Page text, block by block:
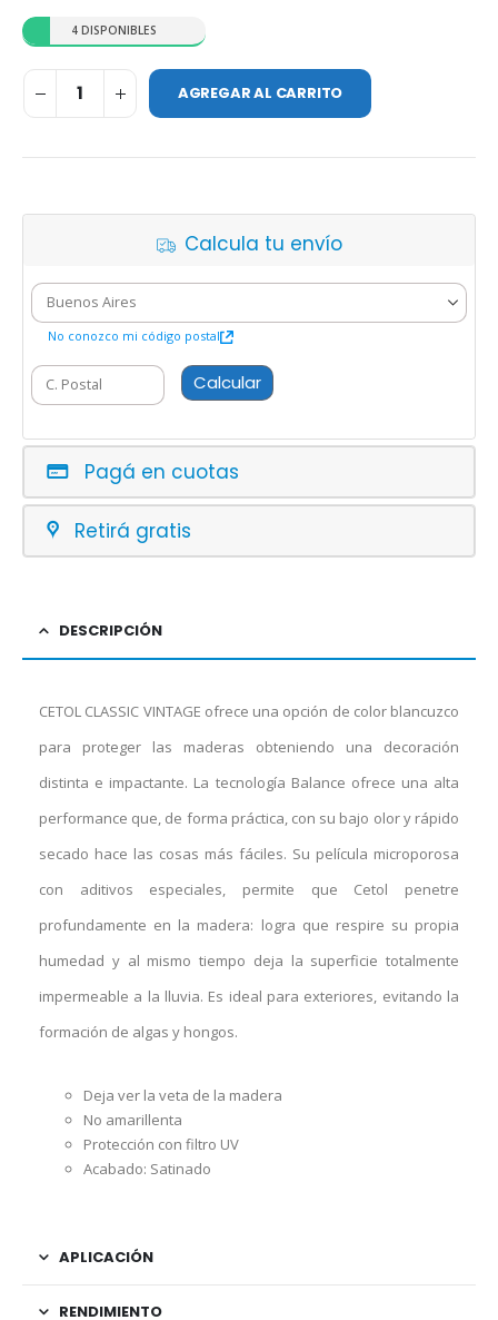
4 DISPONIBLES
AGREGAR AL CARRITO
Calcula tu envío
No conozco mi código postal
Calcular
Pagá en cuotas
Retirá gratis
DESCRIPCIÓN
CETOL CLASSIC VINTAGE ofrece una opción de color blancuzco
para proteger las maderas obteniendo una decoración
distinta e impactante. La tecnología Balance ofrece una alta
performance que, de forma práctica, con su bajo olor y rápido
secado hace las cosas más fáciles. Su película microporosa
con aditivos especiales, permite que Cetol penetre
profundamente en la madera: logra que respire su propia
humedad y al mismo tiempo deja la superficie totalmente
impermeable a la lluvia. Es ideal para exteriores, evitando la
formación de algas y hongos.
Deja ver la veta de la madera
No amarillenta
Protección con filtro UV
Acabado: Satinado
APLICACIÓN
RENDIMIENTO